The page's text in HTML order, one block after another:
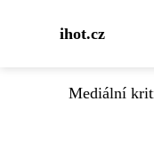
ihot.cz
Mediální